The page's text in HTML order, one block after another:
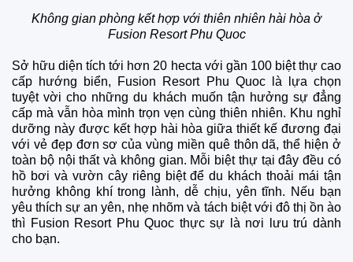
Không gian phòng kết hợp với thiên nhiên hài hòa ở
Fusion Resort Phu Quoc
Sở hữu diện tích tới hơn 20 hecta với gần 100 biệt thự cao
cấp hướng biển, Fusion Resort Phu Quoc là lựa chọn
tuyệt vời cho những du khách muốn tận hưởng sự đẳng
cấp mà vẫn hòa mình trọn vẹn cùng thiên nhiên. Khu nghỉ
dưỡng này được kết hợp hài hòa giữa thiết kế đương đại
với vẻ đẹp đơn sơ của vùng miền quê thôn dã, thể hiện ở
toàn bộ nội thất và không gian. Mỗi biệt thự tại đây đều có
hồ bơi và vườn cây riêng biệt để du khách thoải mái tận
hưởng không khí trong lành, dễ chịu, yên tĩnh. Nếu bạn
yêu thích sự an yên, nhẹ nhõm và tách biệt với đô thị ồn ào
thì Fusion Resort Phu Quoc thực sự là nơi lưu trú dành
cho bạn.